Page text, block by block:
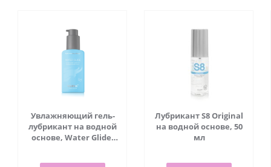
Увлажняющий гель-
лубрикант на водной
основе, Water Glide,
Лубрикант S8 Original
на водной основе, 50
мл